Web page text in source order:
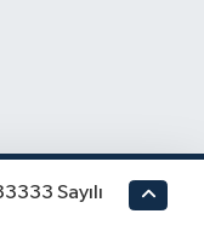
Sayılı